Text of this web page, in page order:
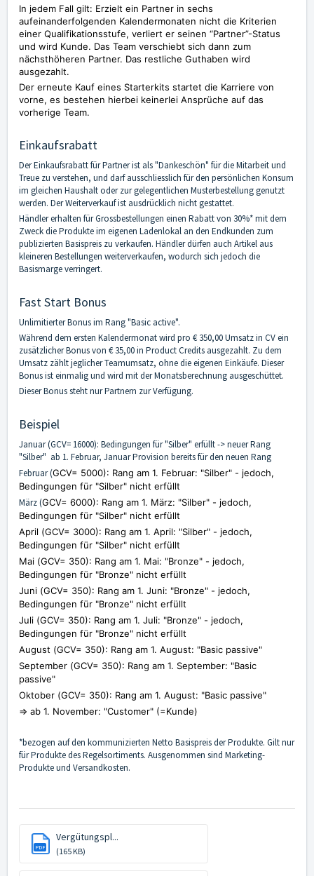
In jedem Fall gilt: Erzielt ein Partner in sechs
aufeinanderfolgenden Kalendermonaten nicht die Kriterien
einer Qualifikationsstufe, verliert er seinen “Partner”-Status
und wird Kunde. Das Team verschiebt sich dann zum
nächsthöheren Partner. Das restliche Guthaben wird
ausgezahlt.
Der erneute Kauf eines Starterkits startet die Karriere von
vorne, es bestehen hierbei keinerlei Ansprüche auf das
vorherige Team.
Einkaufsrabatt
Der Einkaufsrabatt für Partner ist als "Dankeschön" für die Mitarbeit und
Treue zu verstehen, und darf ausschliesslich für den persönlichen Konsum
im gleichen Haushalt oder zur gelegentlichen Musterbestellung genutzt
werden. Der Weiterverkauf ist ausdrücklich nicht gestattet.
Händler erhalten für Grossbestellungen einen Rabatt von 30%* mit dem
Zweck die Produkte im eigenen Ladenlokal an den Endkunden zum
publizierten Basispreis zu verkaufen. Händler dürfen auch Artikel aus
kleineren Bestellungen weiterverkaufen, wodurch sich jedoch die
Basismarge verringert.
Fast Start Bonus
Unlimitierter Bonus im Rang "Basic active".
Während dem ersten Kalendermonat wird pro € 350,00 Umsatz in CV ein
zusätzlicher Bonus von € 35,00 in Product Credits ausgezahlt. Zu dem
Umsatz zählt jeglicher Teamumsatz, ohne die eigenen Einkäufe. Dieser
Bonus ist einmalig und wird mit der Monatsberechnung ausgeschüttet.
Dieser Bonus steht nur Partnern zur Verfügung.
Beispiel
Januar (GCV= 16000): Bedingungen für "Silber" erfüllt -> neuer Rang
"Silber" ab 1. Februar, Januar Provision bereits für den neuen Rang
Februar (GCV= 5000): Rang am 1. Februar: "Silber" - jedoch,
Bedingungen für "Silber" nicht erfüllt
März (GCV= 6000): Rang am 1. März: "Silber" - jedoch,
Bedingungen für "Silber" nicht erfüllt
April (GCV= 3000): Rang am 1. April: "Silber" - jedoch,
Bedingungen für "Silber" nicht erfüllt
Mai (GCV= 350): Rang am 1. Mai: "Bronze" - jedoch,
Bedingungen für "Bronze" nicht erfüllt
Juni (GCV= 350): Rang am 1. Juni: "Bronze" - jedoch,
Bedingungen für "Bronze" nicht erfüllt
Juli (GCV= 350): Rang am 1. Juli: "Bronze" - jedoch,
Bedingungen für "Bronze" nicht erfüllt
August (GCV= 350): Rang am 1. August: "Basic passive"
September (GCV= 350): Rang am 1. September: "Basic
passive"
Oktober (GCV= 350): Rang am 1. August: "Basic passive"
=> ab 1. November: "Customer" (=Kunde)
*bezogen auf den kommunizierten Netto Basispreis der Produkte. Gilt nur
für Produkte des Regelsortiments. Ausgenommen sind Marketing-
Produkte und Versandkosten.
PDF
Vergütungspl...
(165 KB)